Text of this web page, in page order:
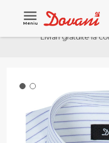
Meniu
Livrari gratuite la